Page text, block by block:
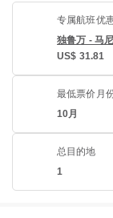
专属航班优
独鲁万 - 马
US$ 31.81
最低票价月
10月
总目的地
1